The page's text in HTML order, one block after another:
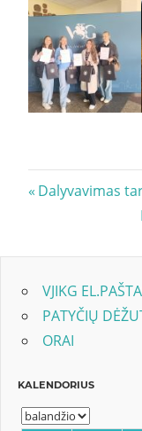
įrašų
Previous
Dalyvavimas
VJIKG
PATYČIŲ
ORAI